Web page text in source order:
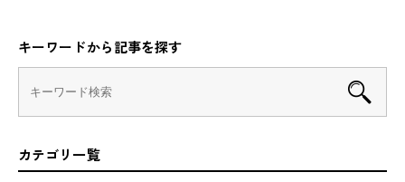
キーワードから記事を探す
カテゴリ一覧